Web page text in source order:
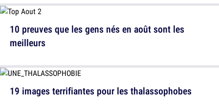
19 images terrifiantes pour les thalassophobes
10 preuves que les gens nés en août sont les
meilleurs